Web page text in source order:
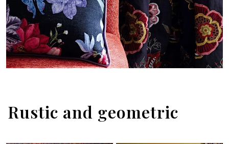
Rustic and geometric